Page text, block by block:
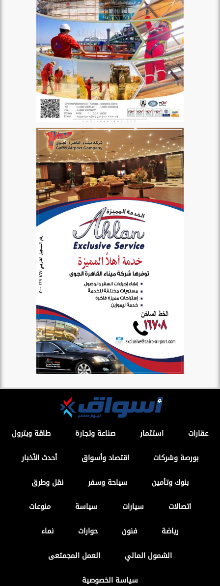
عقارات استثمار صناعة وتجارة
طاقة وبترول
بورصة وشركات
اقتصاد وأسواق
أحدث الأخبار
بنوك وتأمين
سياحة وسفر
نقل وطرق
اتصالات
سيارات سياسة
منوعات
رياضة
فنون حوارات
نماء
الشمول المالي
العمل المجمتعى
سياسة الخصوصية